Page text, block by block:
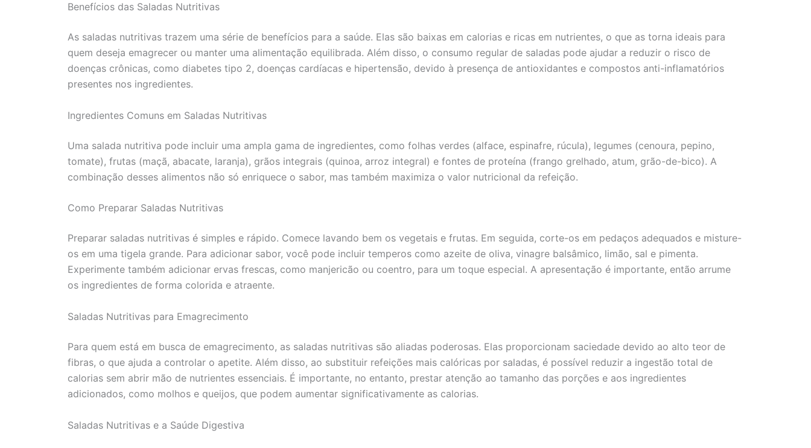
Benefícios das Saladas Nutritivas
As saladas nutritivas trazem uma série de benefícios para a saúde. Elas são baixas em calorias e ricas em nutrientes, o que as torna ideais para
quem deseja emagrecer ou manter uma alimentação equilibrada. Além disso, o consumo regular de saladas pode ajudar a reduzir o risco de
doenças crônicas, como diabetes tipo 2, doenças cardíacas e hipertensão, devido à presença de antioxidantes e compostos anti-inflamatórios
presentes nos ingredientes.
Ingredientes Comuns em Saladas Nutritivas
Uma salada nutritiva pode incluir uma ampla gama de ingredientes, como folhas verdes (alface, espinafre, rúcula), legumes (cenoura, pepino,
tomate), frutas (maçã, abacate, laranja), grãos integrais (quinoa, arroz integral) e fontes de proteína (frango grelhado, atum, grão-de-bico). A
combinação desses alimentos não só enriquece o sabor, mas também maximiza o valor nutricional da refeição.
Como Preparar Saladas Nutritivas
Preparar saladas nutritivas é simples e rápido. Comece lavando bem os vegetais e frutas. Em seguida, corte-os em pedaços adequados e misture-
os em uma tigela grande. Para adicionar sabor, você pode incluir temperos como azeite de oliva, vinagre balsâmico, limão, sal e pimenta.
Experimente também adicionar ervas frescas, como manjericão ou coentro, para um toque especial. A apresentação é importante, então arrume
os ingredientes de forma colorida e atraente.
Saladas Nutritivas para Emagrecimento
Para quem está em busca de emagrecimento, as saladas nutritivas são aliadas poderosas. Elas proporcionam saciedade devido ao alto teor de
fibras, o que ajuda a controlar o apetite. Além disso, ao substituir refeições mais calóricas por saladas, é possível reduzir a ingestão total de
calorias sem abrir mão de nutrientes essenciais. É importante, no entanto, prestar atenção ao tamanho das porções e aos ingredientes
adicionados, como molhos e queijos, que podem aumentar significativamente as calorias.
Saladas Nutritivas e a Saúde Digestiva